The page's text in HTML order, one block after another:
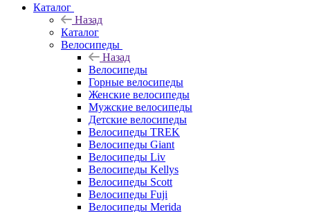
Каталог
Назад
Каталог
Велосипеды
Назад
Велосипеды
Горные велосипеды
Женские велосипеды
Мужские велосипеды
Детские велосипеды
Велосипеды TREK
Велосипеды Giant
Велосипеды Liv
Велосипеды Kellys
Велосипеды Scott
Велосипеды Fuji
Велосипеды Merida